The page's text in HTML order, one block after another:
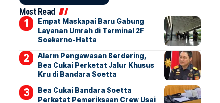
Most Read
Empat Maskapai Baru Gabung
Layanan Umrah di Terminal 2F
Soekarno-Hatta
Alarm Pengawasan Berdering,
Bea Cukai Perketat Jalur Khusus
Kru di Bandara Soetta
Bea Cukai Bandara Soetta
Perketat Pemeriksaan Crew Usai